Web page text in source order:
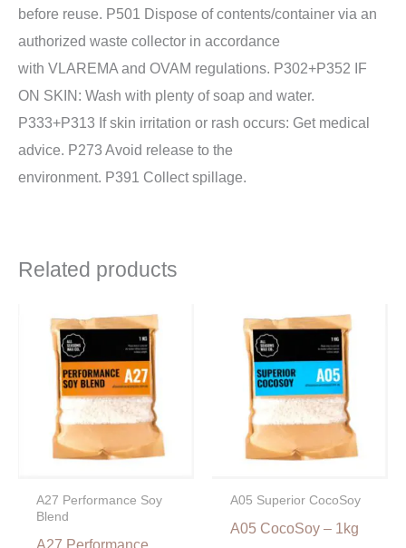
before reuse. P501 Dispose of contents/container via an
authorized waste collector in accordance
with VLAREMA and OVAM regulations. P302+P352 IF
ON SKIN: Wash with plenty of soap and water.
P333+P313 If skin irritation or rash occurs: Get medical
advice. P273 Avoid release to the
environment. P391 Collect spillage.
Related products
A27 Performance Soy
Blend
A27 Performance
A05 Superior CocoSoy
A05 CocoSoy – 1kg